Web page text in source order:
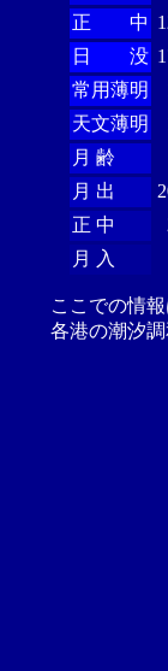
正 中
日 没
常用薄明
天文薄明
月 齢
月 出
正 中
月 入
ここでの情
各港の潮汐